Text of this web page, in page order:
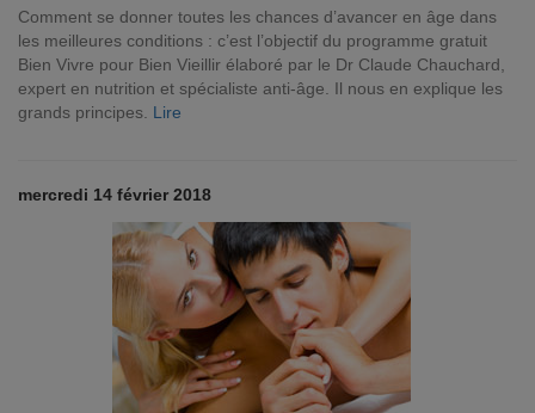
Comment se donner toutes les chances d’avancer en âge dans
les meilleures conditions : c’est l’objectif du programme gratuit
Bien Vivre pour Bien Vieillir élaboré par le Dr Claude Chauchard,
expert en nutrition et spécialiste anti-âge. Il nous en explique les
grands principes. Lire
mercredi 14 février 2018